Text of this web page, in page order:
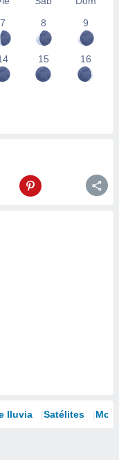
7
8 9
15 16
lluvia Satélites